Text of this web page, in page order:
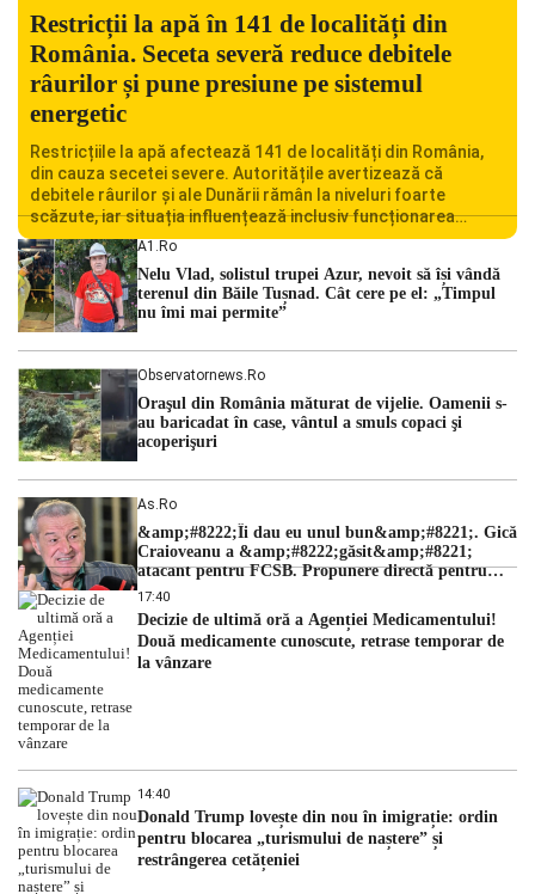
Restricții la apă în 141 de localități din
România. Seceta severă reduce debitele
râurilor și pune presiune pe sistemul
energetic
Restricțiile la apă afectează 141 de localități din România,
din cauza secetei severe. Autoritățile avertizează că
debitele râurilor și ale Dunării rămân la niveluri foarte
scăzute, iar situația influențează inclusiv funcționarea
Centralei Nucleare de la Cernavodă. România se confruntă
cu una dintre cele mai dificile perioade din punct de vedere
hidrologic din ultimii ani. Lipsa […]
A1.ro
Nelu Vlad, solistul trupei Azur, nevoit să își vândă
terenul din Băile Tușnad. Cât cere pe el: „Timpul
nu îmi mai permite”
Observatornews.ro
Oraşul din România măturat de vijelie. Oamenii s-
au baricadat în case, vântul a smuls copaci şi
acoperişuri
As.ro
&amp;#8222;Îi dau eu unul bun&amp;#8221;. Gică
Craioveanu a &amp;#8222;găsit&amp;#8221;
atacant pentru FCSB. Propunere directă pentru
Gigi Becali
17:40
Decizie de ultimă oră a Agenției Medicamentului!
Două medicamente cunoscute, retrase temporar de
la vânzare
14:40
Donald Trump lovește din nou în imigrație: ordin
pentru blocarea „turismului de naștere” și
restrângerea cetățeniei